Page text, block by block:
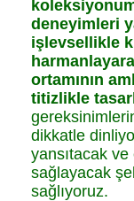
deneyimleri
işlevsellikle
ortamının
titizlikle
dikkatle
yansıtacak
sağlayacak
sağlıyoruz.